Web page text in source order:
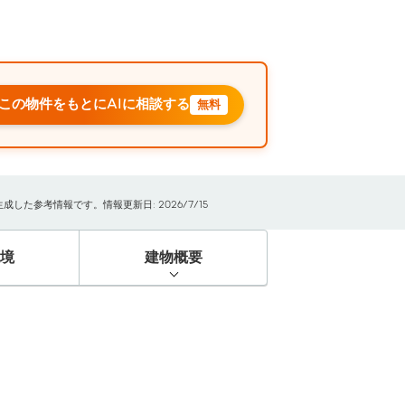
の物件をもとにAIに相談する 無料
した参考情報です。情報更新日: 2026/7/15
建物概要